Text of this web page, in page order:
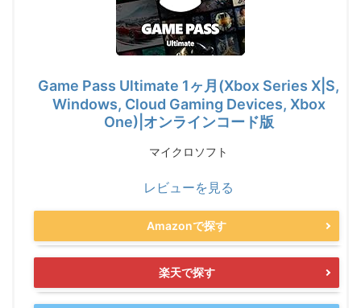
Game Pass Ultimate 1ヶ月(Xbox Series X|S,
Windows, Cloud Gaming Devices, Xbox
One)|オンラインコード版
マイクロソフト
レビューを見る
Amazonで探す
楽天で探す